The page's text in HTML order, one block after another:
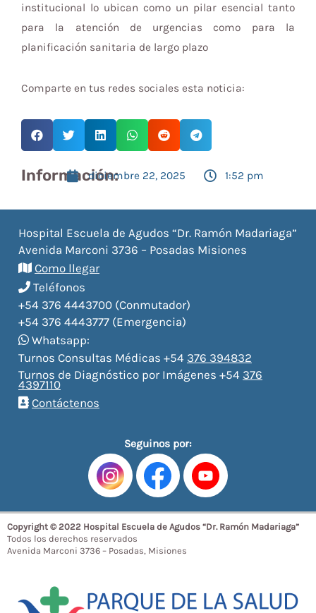
institucional lo ubican como un pilar esencial tanto
para la atención de urgencias como para la
planificación sanitaria de largo plazo
Comparte en tus redes sociales esta noticia:
Información:diciembre 22, 2025 1:52 pm
Hospital Escuela de Agudos “Dr. Ramón Madariaga”
Avenida Marconi 3736 – Posadas Misiones
Como llegar
Teléfonos
+54 376 4443700 (Conmutador)
+54 376 4443777 (Emergencia)
Whatsapp:
Turnos Consultas Médicas +54 376 394832
Turnos de Diagnóstico por Imágenes +54 376
4397110
Contáctenos
Seguinos por:
Copyright © 2022 Hospital Escuela de Agudos “Dr. Ramón Madariaga”
Todos los derechos reservados
Avenida Marconi 3736 – Posadas, Misiones